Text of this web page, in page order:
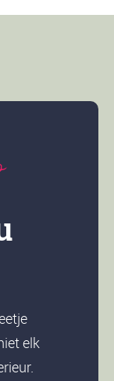
elk